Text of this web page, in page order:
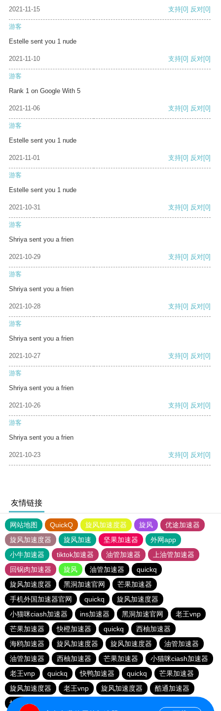
2021-11-15 支持[0] 反对[0]
游客
Estelle sent you 1 nude
2021-11-10 支持[0] 反对[0]
游客
Rank 1 on Google With 5
2021-11-06 支持[0] 反对[0]
游客
Estelle sent you 1 nude
2021-11-01 支持[0] 反对[0]
游客
Estelle sent you 1 nude
2021-10-31 支持[0] 反对[0]
游客
Shriya sent you a frien
2021-10-29 支持[0] 反对[0]
游客
Shriya sent you a frien
2021-10-28 支持[0] 反对[0]
游客
Shriya sent you a frien
2021-10-27 支持[0] 反对[0]
游客
Shriya sent you a frien
2021-10-26 支持[0] 反对[0]
游客
Shriya sent you a frien
2021-10-23 支持[0] 反对[0]
友情链接
网站地图 QuickQ 旋风加速度器 旋风
优途加速器
旋风加速度器
旋风加速 坚果加速器
外网app
小牛加速器
tiktok加速器 油管加速器
上油管加速器
回锅肉加速器
旋风 油管加速器
quickq
旋风加速度器
黑洞加速官网
芒果加速器
手机外国加速器官网
quickq
旋风加速度器
小猫咪ciash加速器
ins加速器 黑洞加速官网
老王vnp
芒果加速器
快橙加速器 quickq
西柚加速器
海鸥加速器
旋风加速度器 旋风加速度器
油管加速器
油管加速器
西柚加速器 芒果加速器
小猫咪ciash加速器
老王vnp
quickq 快鸭加速器 quickq
芒果加速器
旋风加速度器
老王vnp 旋风加速度器
酷通加速器
快橙加速器